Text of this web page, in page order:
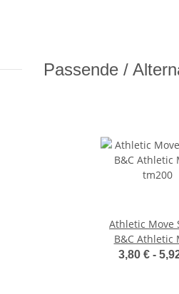
Passende /
Athletic Move
B&C Athletic
tm200
3,80 € -